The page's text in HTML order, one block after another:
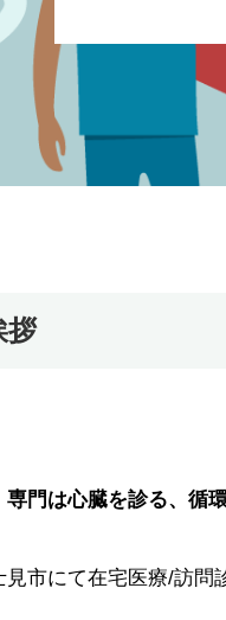
拶
専門は心臓を診る、循
市にて在宅医療/訪